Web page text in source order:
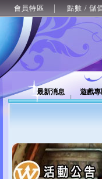
會員特區 點數 / 儲
最新消息 遊戲